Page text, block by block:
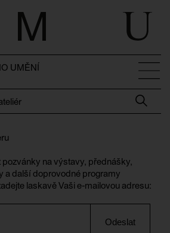
UMĚNÍ
na výstavy, přednášky,
a další doprovodné programy
laskavě Vaši e-mailovou adresu:
Odeslat